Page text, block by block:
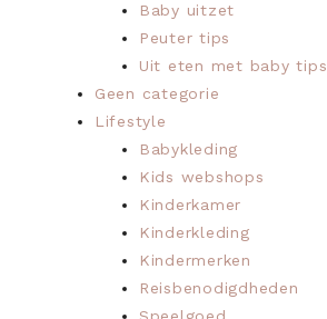
Baby uitzet
Peuter tips
Uit eten met baby tips
Geen categorie
Lifestyle
Babykleding
Kids webshops
Kinderkamer
Kinderkleding
Kindermerken
Reisbenodigdheden